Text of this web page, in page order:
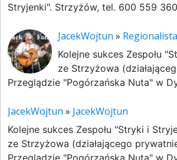
Stryjenki". Strzyżów, tel. 600 559
JacekWojtun » Regionalista
Kolejne sukces Zespołu
ze Strzyżowa
Przeglądzie "Pogórzańska Nuta" w
JacekWojtun » JacekWojtun
Kolejne sukces Zespołu "Stryki i
ze Strzyżowa (działającego